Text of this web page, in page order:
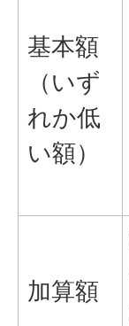
基本額
（いず
れか低
い額）
加算額